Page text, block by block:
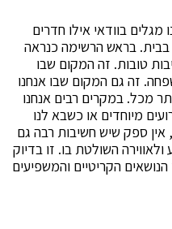
מגלים בוודאי אילו חדרים
בבית. בראש הרשימה כנראה
טובות. זה המקום שבו
זה גם המקום שבו אנחנו
מכל. במקרים רבים אנחנו
מיוחדים או כשבא לנו
ספק שיש חשיבות רבה גם
השולטת בו. זו בדיוק
הקריטיים והמשפיעים